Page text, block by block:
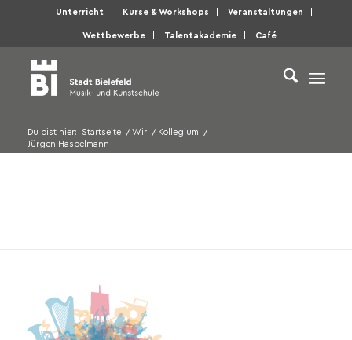
Unterricht Kurse & Workshops Veranstaltungen
Wettbewerbe Talentakademie Café
Du bist hier: Startseite / Wir / Kollegium
/
Jürgen Haspelmann